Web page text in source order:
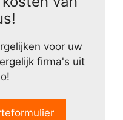
voor uw
firma's uit